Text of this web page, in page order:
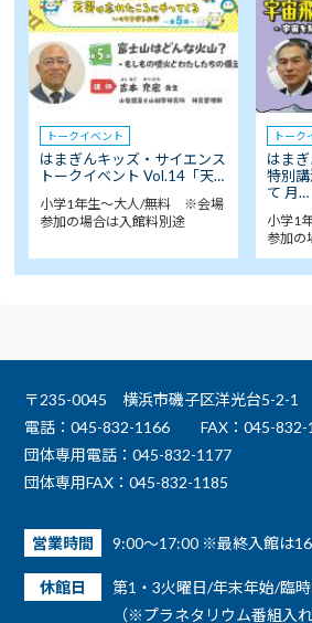
トークイベント
はまぎんキッズ・サイエンス
トークイベント Vol.14「天…
小学1年生～大人/無料 ※会場
参加の場合は入館料別途
トーク
はま
特別
て 月…
小学1
参加の
〒235-0045 横浜市磯子区洋光台5-2-1
電話：045-832-1166
FAX：045-832-
団体専用電話：045-832-1177
団体専用FAX：045-832-1185
営業時間 9:00～17:00 ※最終入館は
休館日
第1・3火曜日/年末年始/臨
（※プラネタリウム番組入